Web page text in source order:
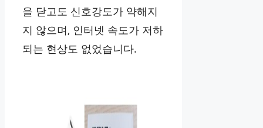
을 닫고도 신호강도가 약해지
지 않으며, 인터넷 속도가 저하
되는 현상도 없었습니다.